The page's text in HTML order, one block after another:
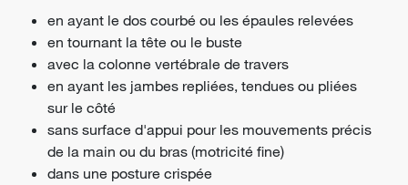
en ayant le dos courbé ou les épaules relevées
en tournant la tête ou le buste
avec la colonne vertébrale de travers
en ayant les jambes repliées, tendues ou pliées
sur le côté
sans surface d'appui pour les mouvements précis
de la main ou du bras (motricité fine)
dans une posture crispée